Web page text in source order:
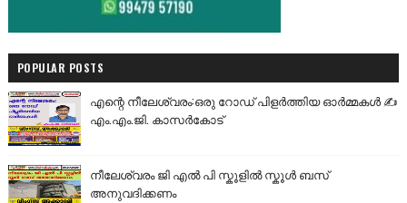
POPULAR POSTS
എന്റെ നീലേശ്വരം:ഒരു റോഡ് പിളർത്തിയ ഓർമ്മകൾ ✍️
എം.എം.ജി. കാസർകോട്
നീലേശ്വരം ജി എൽ പി സ്കൂളിൽ സ്കൂൾ ബസ്
അനുവദിക്കണം